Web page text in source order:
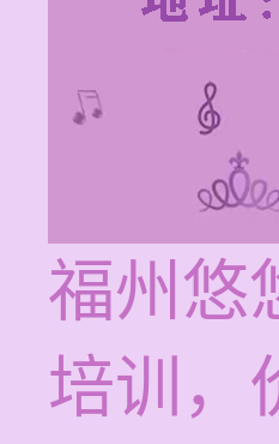
福州悠
培训，